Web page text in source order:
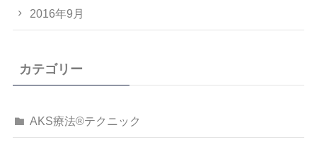
2016年9月
カテゴリー
AKS療法®テクニック